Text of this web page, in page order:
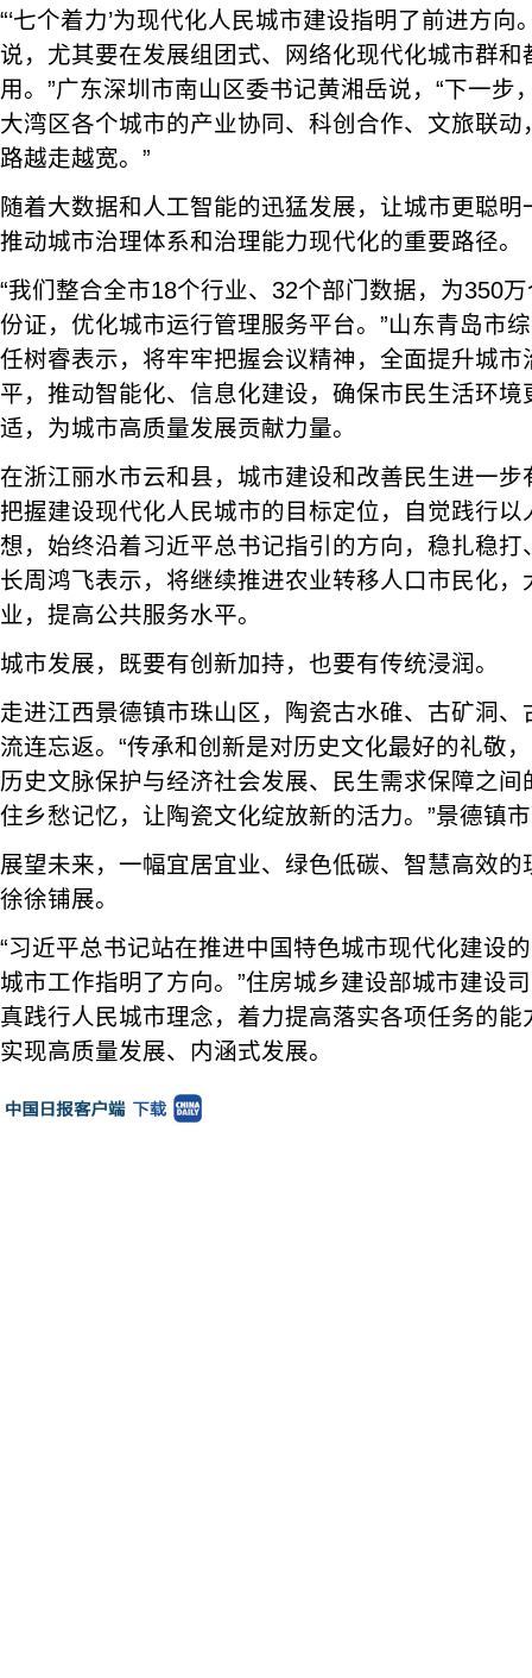
“‘七个着力’为现代化人民城市建设指明了前进方
说，尤其要在发展组团式、网络化现代化城市群
用。”广东深圳市南山区委书记黄湘岳说，“下一步
大湾区各个城市的产业协同、科创合作、文旅联
路越走越宽。”
随着大数据和人工智能的迅猛发展，让城市更聪
推动城市治理体系和治理能力现代化的重要路径。
“我们整合全市18个行业、32个部门数据，为350
份证，优化城市运行管理服务平台。”山东青岛市
任树睿表示，将牢牢把握会议精神，全面提升城
平，推动智能化、信息化建设，确保市民生活环
适，为城市高质量发展贡献力量。
在浙江丽水市云和县，城市建设和改善民生进一步
把握建设现代化人民城市的目标定位，自觉践行以
想，始终沿着习近平总书记指引的方向，稳扎稳打
长周鸿飞表示，将继续推进农业转移人口市民化
业，提高公共服务水平。
城市发展，既要有创新加持，也要有传统浸润。
走进江西景德镇市珠山区，陶瓷古水碓、古矿洞
流连忘返。“传承和创新是对历史文化最好的礼敬
历史文脉保护与经济社会发展、民生需求保障之
住乡愁记忆，让陶瓷文化绽放新的活力。”景德镇
展望未来，一幅宜居宜业、绿色低碳、智慧高效
徐徐铺展。
“习近平总书记站在推进中国特色城市现代化建设
城市工作指明了方向。”住房城乡建设部城市建设
真践行人民城市理念，着力提高落实各项任务的
实现高质量发展、内涵式发展。